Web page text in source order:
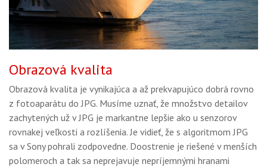
Obrazová kvalita
Obrazová kvalita je vynikajúca a až prekvapujúco dobrá rovno
z fotoaparátu do JPG. Musíme uznať, že množstvo detailov
zachytených už v JPG je markantne lepšie ako u senzorov
rovnakej veľkosti a rozlíšenia. Je vidieť, že s algoritmom JPG
sa v Sony pohrali zodpovedne. Doostrenie je riešené v menších
polomeroch a tak sa neprejavuje nepríjemnými hranami